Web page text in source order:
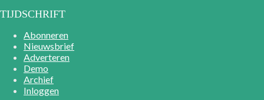
TIJDSCHRIFT
Abonneren
Nieuwsbrief
Adverteren
Demo
Archief
Inloggen